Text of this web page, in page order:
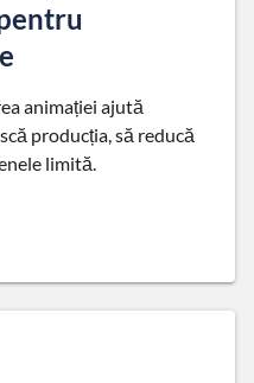
animației ajută
producția, să reducă
limită.